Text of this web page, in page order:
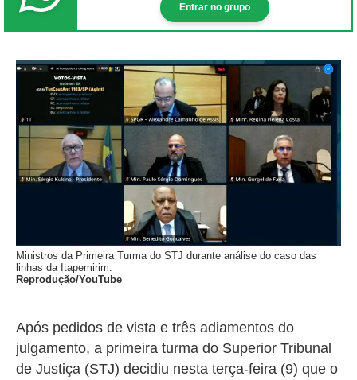
Entrar no grupo
Ministros da Primeira Turma do STJ durante análise do caso das
linhas da Itapemirim.
Reprodução/YouTube
Após pedidos de vista e três adiamentos do
julgamento, a primeira turma do Superior Tribunal
de Justiça (STJ) decidiu nesta terça-feira (9) que o